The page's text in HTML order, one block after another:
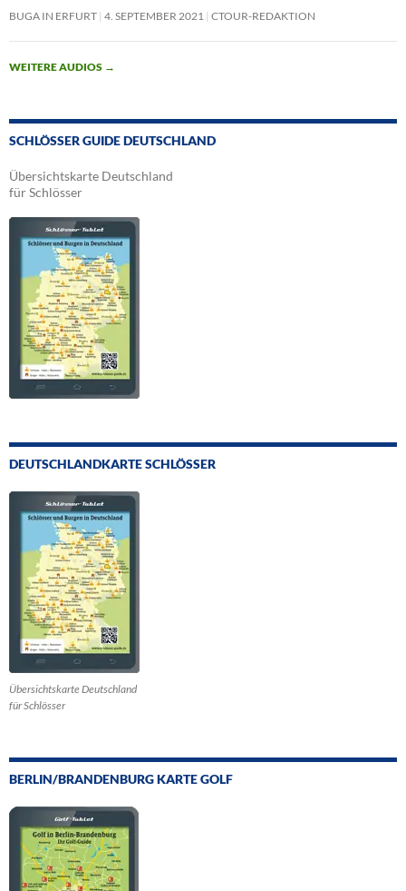
BUGA IN ERFURT 4. SEPTEMBER 2021 CTOUR-REDAKTION
WEITERE AUDIOS →
SCHLÖSSER GUIDE DEUTSCHLAND
Übersichtskarte Deutschland
für Schlösser
DEUTSCHLANDKARTE SCHLÖSSER
Übersichtskarte Deutschland
für Schlösser
BERLIN/BRANDENBURG KARTE GOLF